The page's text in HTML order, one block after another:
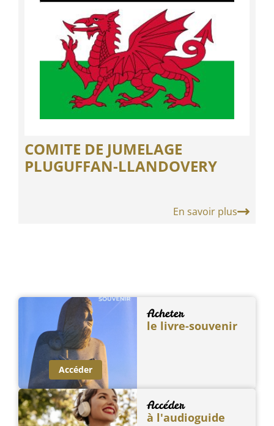
COMITE DE JUMELAGE
PLUGUFFAN-LLANDOVERY
En savoir plus
Acheter
le livre-souvenir
Accéder
Accéder
à l'audioguide